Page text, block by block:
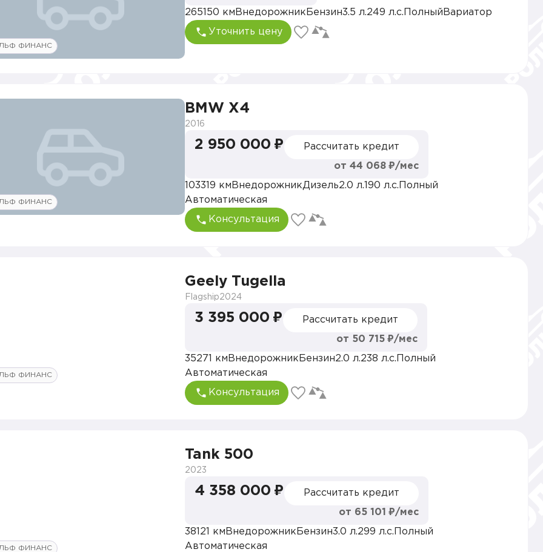
ФИНАНС
265150 км Внедорожник Бензин3.5 л.249 л.с. Полный Вариатор
Уточнить цену
ФИНАНС
BMW X4
2016
2 950 000 ₽ Рассчитать кредит
от 44 068 ₽/мес
103319 км ВнедорожникДизель2.0 л. 190 л.с. Полный
Автоматическая
Консультация
ФИНАНС
Geely Tugella
Flagship2024
3 395 000 ₽ Рассчитать кредит
от 50 715 ₽/мес
35271 км Внедорожник Бензин2.0 л.238 л.с. Полный
Автоматическая
Консультация
ФИНАНС
Tank 500
2023
4 358 000 ₽ Рассчитать кредит
от 65 101 ₽/мес
38121 км Внедорожник Бензин3.0 л.299 л.с. Полный
Автоматическая